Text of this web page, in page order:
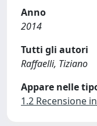
Anno
2014
Tutti gli autori
Raffaelli, Tiziano
Appare nelle
1.2 Recensione